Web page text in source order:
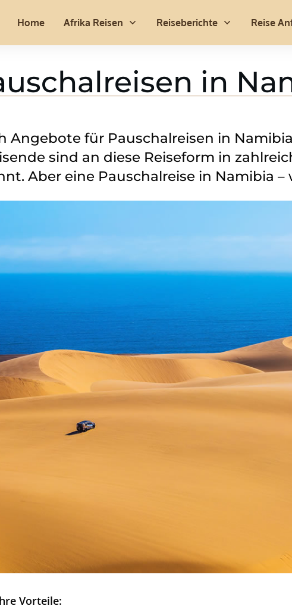
Home Afrika Reisen Reiseberichte Reise
in
Angebote für Pauschalreisen in
sind an diese Reiseform in
Aber eine Pauschalreise in Namibia –
Vorteile: